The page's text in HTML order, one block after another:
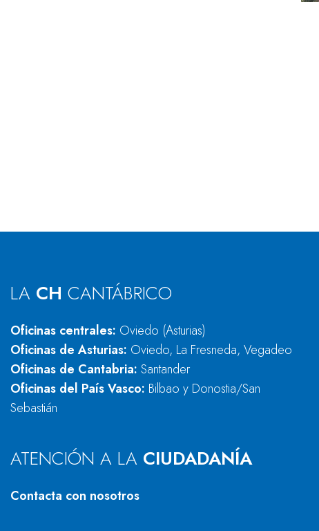
LA CH CANTÁBRICO
Oficinas centrales: Oviedo (Asturias)
Oficinas de Asturias: Oviedo, La Fresneda, Vegadeo
Oficinas de Cantabria: Santander
Oficinas del País Vasco: Bilbao y Donostia/San
Sebastián
ATENCIÓN A LA CIUDADANÍA
Contacta con nosotros